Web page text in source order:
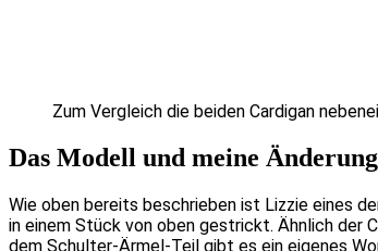
Zum Vergleich die beiden Cardigan
Das Modell und meine
Wie oben bereits beschrieben ist Lizzie eines
in einem Stück von oben gestrickt. Ähnlich der
dem Schulter-Ärmel-Teil gibt es ein eigenes